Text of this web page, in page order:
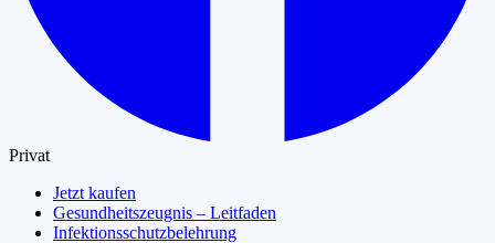
Privat
Jetzt kaufen
Gesundheitszeugnis – Leitfaden
Infektionsschutzbelehrung